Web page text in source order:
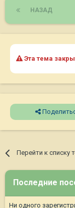
НАЗАД
Эта тема
Перейти к списку
Последние
Ни одного